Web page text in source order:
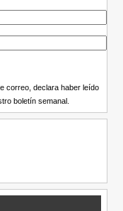
correo, declara haber leído
boletín semanal.